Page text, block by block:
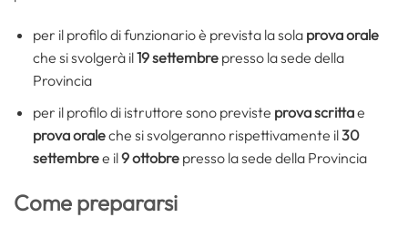
per il profilo di funzionario è prevista la sola prova orale
che si svolgerà il19 settembrepresso la sede della
Provincia
per il profilo di istruttore sono previste prova scrittae
prova oraleche si svolgeranno rispettivamente il30
settembree il9 ottobrepresso la sede della Provincia
Come prepararsi